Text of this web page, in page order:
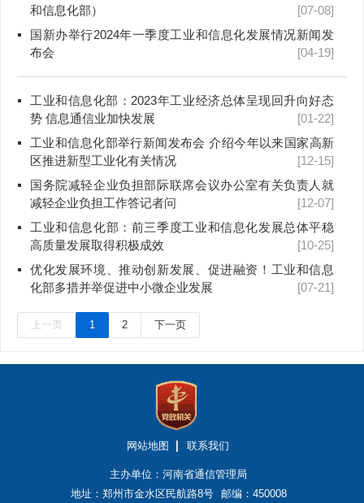
和信息化部）
[07-08]
国新办举行2024年一季度工业和信息化发展情况新闻发
布会
[04-19]
工业和信息化部：2023年工业经济总体呈现回升向好态
势 信息通信业加快发展
[01-22]
工业和信息化部举行新闻发布会 介绍今年以来国家高新
区推进新型工业化有关情况
[12-15]
国务院减轻企业负担部际联席会议办公室有关负责人就
减轻企业负担工作答记者问
[12-07]
工业和信息化部：前三季度工业和信息化发展总体平稳
高质量发展取得积极成效
[10-25]
优化发展环境、推动创新发展、促进融资！工业和信息
化部多措并举促进中小微企业发展
[07-21]
上一页 1 2 下一页
网站地图 联系我们
主办单位：河南省通信管理局
地址：郑州市金水区民航路8号
邮编：450008